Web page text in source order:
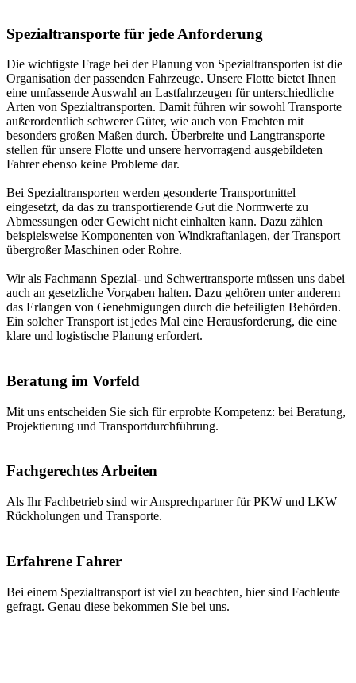
Spezialtransporte für jede Anforderung
Die wichtigste Frage bei der Planung von Spezialtransporten ist die
Organisation der passenden Fahrzeuge. Unsere Flotte bietet Ihnen
eine umfassende Auswahl an Lastfahrzeugen für unterschiedliche
Arten von Spezialtransporten. Damit führen wir sowohl Transporte
außerordentlich schwerer Güter, wie auch von Frachten mit
besonders großen Maßen durch. Überbreite und Langtransporte
stellen für unsere Flotte und unsere hervorragend ausgebildeten
Fahrer ebenso keine Probleme dar.
Bei Spezialtransporten werden gesonderte Transportmittel
eingesetzt, da das zu transportierende Gut die Normwerte zu
Abmessungen oder Gewicht nicht einhalten kann. Dazu zählen
beispielsweise Komponenten von Windkraftanlagen, der Transport
übergroßer Maschinen oder Rohre.
Wir als Fachmann Spezial- und Schwertransporte müssen uns dabei
auch an gesetzliche Vorgaben halten. Dazu gehören unter anderem
das Erlangen von Genehmigungen durch die beteiligten Behörden.
Ein solcher Transport ist jedes Mal eine Herausforderung, die eine
klare und logistische Planung erfordert.
Beratung im Vorfeld
Mit uns entscheiden Sie sich für erprobte Kompetenz: bei Beratung,
Projektierung und Transportdurchführung.
Fachgerechtes Arbeiten
Als Ihr Fachbetrieb sind wir Ansprechpartner für PKW und LKW
Rückholungen und Transporte.
Erfahrene Fahrer
Bei einem Spezialtransport ist viel zu beachten, hier sind Fachleute
gefragt. Genau diese bekommen Sie bei uns.